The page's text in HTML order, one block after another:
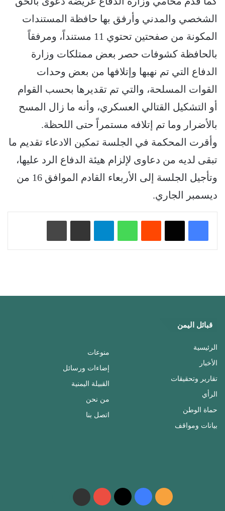
الشخصي والمدني وأرفق بها حافظة المستندات
المكونة من صفحتين تحتوي 11 مستنداً، ومرفقاً
بالحافظة كشوفات حصر بعض ممتلكات وزارة
الدفاع التي تم نهبها وإتلافها من بعض وحدات
القوات المسلحة، والتي تم تقديرها بحسب القوام
أو التشكيل القتالي العسكري، وأنه ما زال المسح
بالأضرار وما تم إتلافه مستمراً حتى اللحظة.
وأقرت المحكمة في الجلسة تمكين الادعاء تقديم ما
تبقى لديه من دعاوى لإلزام هيئة الدفاع الرد عليها،
وتأجيل الجلسة إلى الأربعاء القادم الموافق 16 من
ديسمبر الجاري.
واتساب تيلقرام
قبائل اليمن
الرئيسية
الأخبار
تقارير وتحقيقات
الرأي
حماة الوطن
بيانات ومواقف
منوعات
إضاءات ورسائل
القبيلة اليمنية
من نحن
اتصل بنا
ملخص فيسبوك ‫X
‫YouTubeواتساب